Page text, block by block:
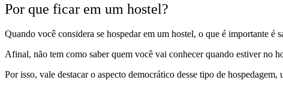
Por que ficar em um hostel?
Quando você considera se hospedar em um hostel, o que é importante é
Afinal, não tem como saber quem você vai conhecer quando estiver no
Por isso, vale destacar o aspecto democrático desse tipo de hospedagem,